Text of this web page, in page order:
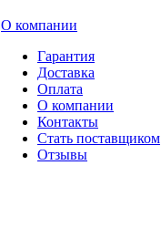
О компании
Гарантия
Доставка
Оплата
О компании
Контакты
Стать поставщиком
Отзывы